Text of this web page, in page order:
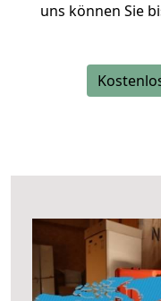
uns können Sie